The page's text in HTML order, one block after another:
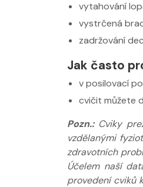
vytahování
vystrčená
zadržování
Jak často
v posilovací
cvičit můžete
Pozn.: Cviky
vzdělanými
zdravotních
Účelem naší
provedení cviků